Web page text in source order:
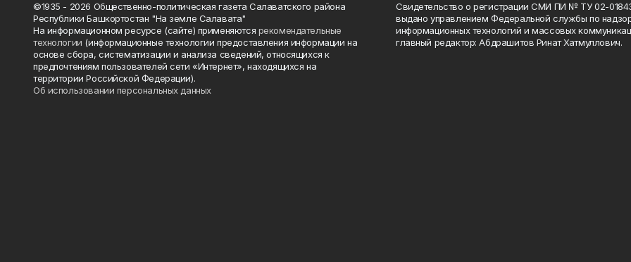
©1935 - 2026 Общественно-политическая газета Салаватского района
Республики Башкортостан "На земле Салавата"
На информационном ресурсе (сайте) применяются рекомендательные
технологии (информационные технологии предоставления информации на
основе сбора, систематизации и анализа сведений, относящихся к
предпочтениям пользователей сети «Интернет», находящихся на
территории Российской Федерации).
Об использовании персональных данных
Свидетельство о регистрации СМИ ПИ № ТУ 02-01843
выдано управлением Федеральной службы по
информационных технологий и массовых
главный редактор: Абдрашитов Ринат Хатмуллович.